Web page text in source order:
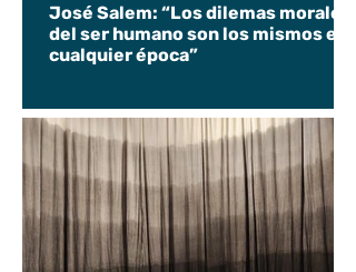
José Salem: “Los dilemas morales
del ser humano son los mismos en
cualquier época”